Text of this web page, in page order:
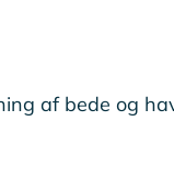
af bede og